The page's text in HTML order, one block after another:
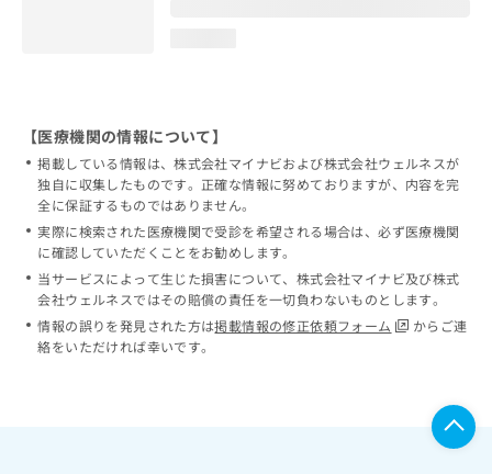
【医療機関の情報について】
掲載している情報は、株式会社マイナビおよび株式会社ウェルネスが
独自に収集したものです。正確な情報に努めておりますが、内容を完
全に保証するものではありません。
実際に検索された医療機関で受診を希望される場合は、必ず医療機関
に確認していただくことをお勧めします。
当サービスによって生じた損害について、株式会社マイナビ及び株式
会社ウェルネスではその賠償の責任を一切負わないものとします。
情報の誤りを発見された方は掲載情報の修正依頼フォーム
からご連
絡をいただければ幸いです。